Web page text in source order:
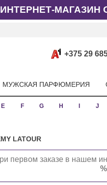
ИНТЕРНЕТ-
+375 29
МУЖСКАЯ ПАРФЮМЕРИЯ
E F G H J
LATOUR
первом заказе в нашем
%